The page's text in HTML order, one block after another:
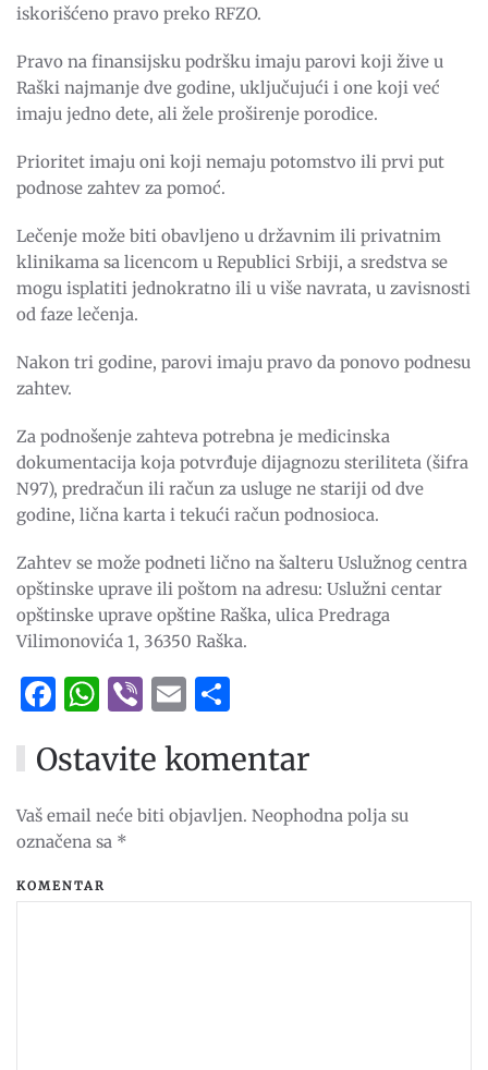
iskorišćeno pravo preko RFZO.
Pravo na finansijsku podršku imaju parovi koji žive u
Raški najmanje dve godine, uključujući i one koji već
imaju jedno dete, ali žele proširenje porodice.
Prioritet imaju oni koji nemaju potomstvo ili prvi put
podnose zahtev za pomoć.
Lečenje može biti obavljeno u državnim ili privatnim
klinikama sa licencom u Republici Srbiji, a sredstva se
mogu isplatiti jednokratno ili u više navrata, u zavisnosti
od faze lečenja.
Nakon tri godine, parovi imaju pravo da ponovo podnesu
zahtev.
Za podnošenje zahteva potrebna je medicinska
dokumentacija koja potvrđuje dijagnozu steriliteta (šifra
N97), predračun ili račun za usluge ne stariji od dve
godine, lična karta i tekući račun podnosioca.
Zahtev se može podneti lično na šalteru Uslužnog centra
opštinske uprave ili poštom na adresu: Uslužni centar
opštinske uprave opštine Raška, ulica Predraga
Vilimonovića 1, 36350 Raška.
Facebook
WhatsApp
ViberEmail
Ostavite komentar
Vaš email neće biti objavljen. Neophodna polja su
označena sa *
KOMENTAR